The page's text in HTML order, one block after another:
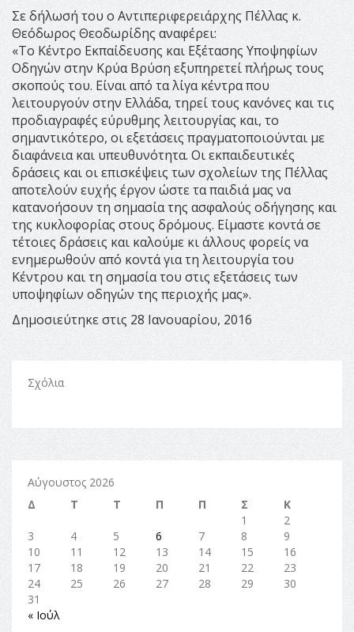
Σε δήλωσή του ο Αντιπεριφερειάρχης Πέλλας κ.
Θεόδωρος Θεοδωρίδης αναφέρει:
«Το Κέντρο Εκπαίδευσης και Εξέτασης Υποψηφίων
Οδηγών στην Κρύα Βρύση εξυπηρετεί πλήρως τους
σκοπούς του. Είναι από τα λίγα κέντρα που
λειτουργούν στην Ελλάδα, τηρεί τους κανόνες και τις
προδιαγραφές εύρυθμης λειτουργίας και, το
σημαντικότερο, οι εξετάσεις πραγματοποιούνται με
διαφάνεια και υπευθυνότητα. Οι εκπαιδευτικές
δράσεις και οι επισκέψεις των σχολείων της Πέλλας
αποτελούν ευχής έργον ώστε τα παιδιά μας να
κατανοήσουν τη σημασία της ασφαλούς οδήγησης και
της κυκλοφορίας στους δρόμους. Είμαστε κοντά σε
τέτοιες δράσεις και καλούμε κι άλλους φορείς να
ενημερωθούν από κοντά για τη λειτουργία του
Κέντρου και τη σημασία του στις εξετάσεις των
υποψηφίων οδηγών της περιοχής μας».
Δημοσιεύτηκε στις 28 Ιανουαρίου, 2016
Σχόλια
Αύγουστος 2026
Δ
Τ Τ Π Π Σ
Κ
1
2
3
4 5 6 7 8
9
10
11 12 13 14 15
16
17
18 19 20 21 22
23
24
25 26 27 28 29
30
31
« Ιούλ